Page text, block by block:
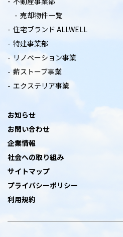
売却物件一覧
住宅ブランド ALLWELL
特建事業部
リノベーション事業
薪ストーブ事業
エクステリア事業
お知らせ
お問い合わせ
企業情報
社会への取り組み
サイトマップ
プライバシーポリシー
利用規約